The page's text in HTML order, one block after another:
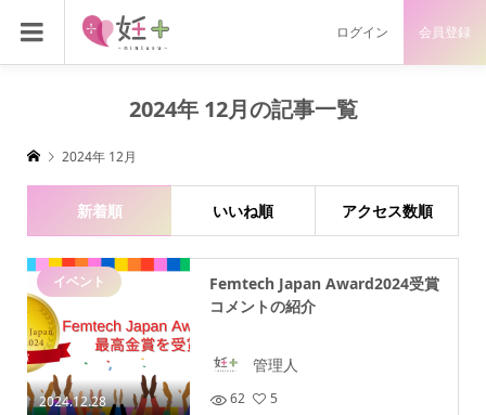
ログイン 会員登録
2024年 12月の記事一覧
2024年 12月
新着順 いいね順 アクセス数順
2024.12.28
イベント
Femtech Japan Award2024受賞
コメントの紹介
管理人
62 5